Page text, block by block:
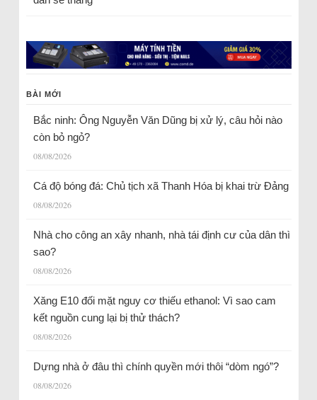
BÀI MỚI
Bắc ninh: Ông Nguyễn Văn Dũng bị xử lý, câu hỏi nào
còn bỏ ngỏ?
08/08/2026
Cá độ bóng đá: Chủ tịch xã Thanh Hóa bị khai trừ Đảng
08/08/2026
Nhà cho công an xây nhanh, nhà tái định cư của dân thì
sao?
08/08/2026
Xăng E10 đối mặt nguy cơ thiếu ethanol: Vì sao cam
kết nguồn cung lại bị thử thách?
08/08/2026
Dựng nhà ở đâu thì chính quyền mới thôi “dòm ngó”?
08/08/2026